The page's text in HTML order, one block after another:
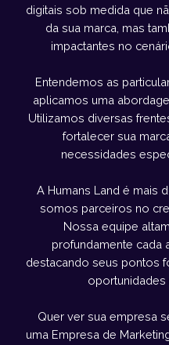
digitais sob medida que
da sua marca, mas
impactantes no
Entendemos as
aplicamos uma
Utilizamos diversas
fortalecer sua
necessidades
A Humans Land é mais
somos parceiros no
Nossa equipe
profundamente cada
destacando seus pontos
oportunidades
Quer ver sua empresa
uma Empresa de